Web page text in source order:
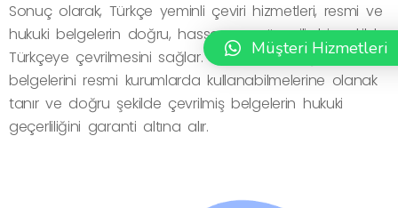
Sonuç olarak, Türkçe yeminli çeviri hizmetleri, resmi ve
hukuki belgelerin doğru, hassas ve güvenilir bir şekilde
Türkçeye çevrilmesini sağlar. Bu hizmet, müşterilerin
belgelerini resmi kurumlarda kullanabilmelerine olanak
tanır ve doğru şekilde çevrilmiş belgelerin hukuki
geçerliliğini garanti altına alır.
Müşteri Hizmetleri